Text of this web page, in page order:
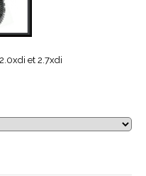
et 2.7xdi